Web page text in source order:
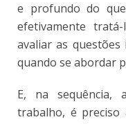
e profundo do
efetivamente
avaliar as
quando se abordar
E, na sequência,
trabalho, é preciso